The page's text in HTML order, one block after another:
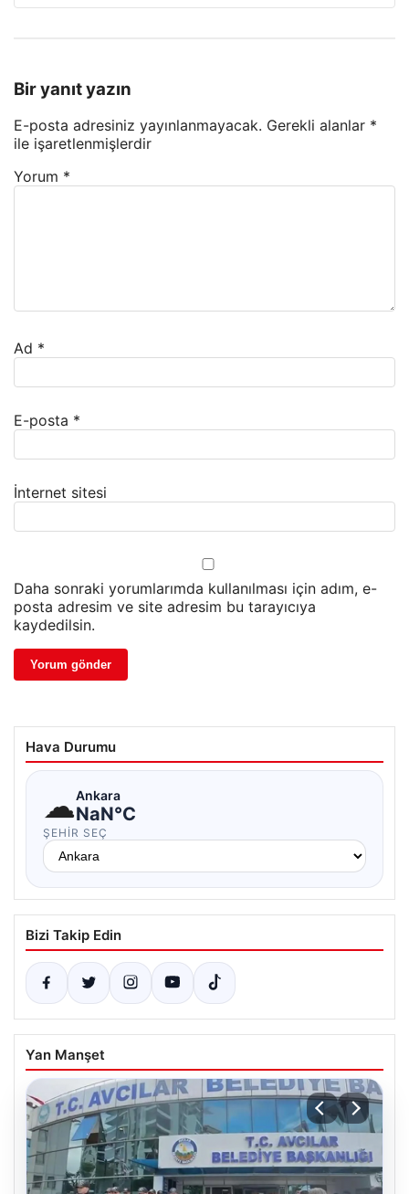
Bir yanıt yazın
E-posta adresiniz yayınlanmayacak. Gerekli alanlar *
ile işaretlenmişlerdir
Yorum *
Ad *
E-posta *
İnternet sitesi
Daha sonraki yorumlarımda kullanılması için adım, e-
posta adresim ve site adresim bu tarayıcıya
kaydedilsin.
Hava Durumu
☁Ankara
NaN°C
ŞEHIR SEÇ
Bizi Takip Edin
Yan Manşet